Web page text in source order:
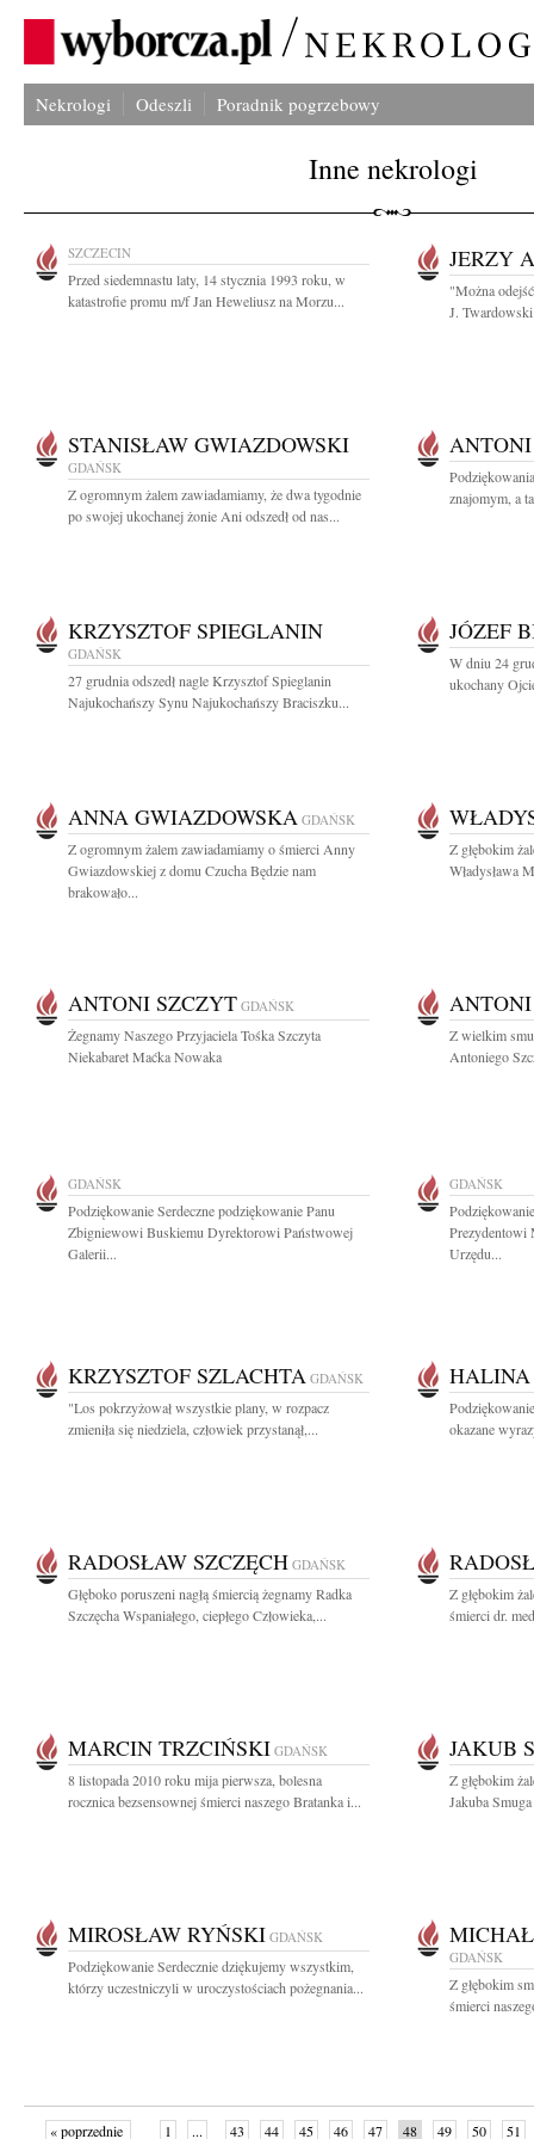
Nekrologi Odeszli Poradnik pogrzebowy
Inne nekrologi
SZCZECIN
Przed siedemnastu laty, 14 stycznia 1993 roku, w
katastrofie promu m/f Jan Heweliusz na Morzu...
JERZY
"Można
J.
STANISŁAW GWIAZDOWSKI
GDAŃSK
Z ogromnym żalem zawiadamiamy, że dwa tygodnie
po swojej ukochanej żonie Ani odszedł od nas...
znajomym, a
KRZYSZTOF SPIEGLANIN
GDAŃSK
27 grudnia odszedł nagle Krzysztof Spieglanin
Najukochańszy Synu Najukochańszy Braciszku...
JÓZEF
W dniu 24
ukochany
ANNA GWIAZDOWSKA GDAŃSK
Z ogromnym żalem zawiadamiamy o śmierci Anny
Gwiazdowskiej z domu Czucha Będzie nam
brakowało...
Z głębokim
Władysława
ANTONI SZCZYT GDAŃSK
Żegnamy Naszego Przyjaciela Tośka Szczyta
Niekabaret Maćka Nowaka
Z wielkim
Antoniego
GDAŃSK
Podziękowanie Serdeczne podziękowanie Panu
Zbigniewowi Buskiemu Dyrektorowi Państwowej
Galerii...
GDAŃSK
Prezydentowi
Urzędu...
KRZYSZTOF SZLACHTA GDAŃSK
"Los pokrzyżował wszystkie plany, w rozpacz
zmieniła się niedziela, człowiek przystanął,...
okazane
RADOSŁAW SZCZĘCH GDAŃSK
Głęboko poruszeni nagłą śmiercią żegnamy Radka
Szczęcha Wspaniałego, ciepłego Człowieka,...
Z głębokim
śmierci dr.
MARCIN TRZCIŃSKI GDAŃSK
8 listopada 2010 roku mija pierwsza, bolesna
rocznica bezsensownej śmierci naszego Bratanka i...
JAKUB
Z głębokim
Jakuba
MIROSŁAW RYŃSKI GDAŃSK
Podziękowanie Serdecznie dziękujemy wszystkim,
którzy uczestniczyli w uroczystościach pożegnania...
GDAŃSK
Z głębokim
śmierci
« poprzednie 1 ... 43 44 45 46 47 48 49 50 51